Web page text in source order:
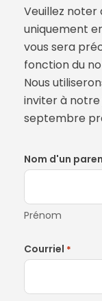
Veuillez
uniquement
vous sera
fonction du
Nous
inviter à
septembre
Nom d'un
Prénom
Courriel *